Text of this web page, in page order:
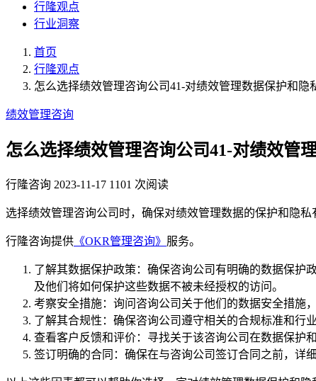
行隆观点
行业洞察
首页
行隆观点
怎么选择绩效管理咨询公司41-对绩效管理数据保护和隐
绩效管理咨询
怎么选择绩效管理咨询公司41-对绩效管
行隆咨询 2023-11-17 1101 次阅读
选择绩效管理咨询公司时，确保对绩效管理数据的保护和隐私
行隆咨询提供 《OKR管理咨询》 服务。
了解其数据保护政策：确保咨询公司有明确的数据保护
及他们将如何保护这些数据不被未经授权的访问。
考察安全措施：询问咨询公司关于他们的数据安全措施
了解其合规性：确保咨询公司遵守相关的合规标准和行
查看客户反馈和评价：寻找关于该咨询公司在数据保护
签订明确的合同：确保在与咨询公司签订合同之前，详